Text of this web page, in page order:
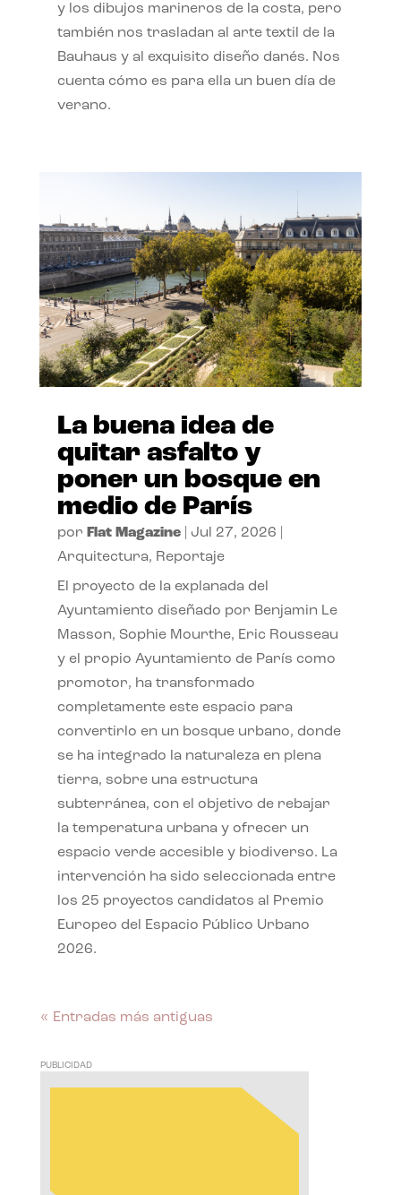
y los dibujos marineros de la costa, pero
también nos trasladan al arte textil de la
Bauhaus y al exquisito diseño danés. Nos
cuenta cómo es para ella un buen día de
verano.
La buena idea de
quitar asfalto y
poner un bosque en
medio de París
por Flat Magazine| Jul 27, 2026
Arquitectura, Reportaje
El proyecto de la explanada del
Ayuntamiento diseñado por Benjamin Le
Masson, Sophie Mourthe, Eric Rousseau
y el propio Ayuntamiento de París como
promotor, ha transformado
completamente este espacio para
convertirlo en un bosque urbano, donde
se ha integrado la naturaleza en plena
tierra, sobre una estructura
subterránea, con el objetivo de rebajar
la temperatura urbana y ofrecer un
espacio verde accesible y biodiverso. La
intervención ha sido seleccionada entre
los 25 proyectos candidatos al Premio
Europeo del Espacio Público Urbano
2026.
« Entradas más antiguas
PUBLICIDAD